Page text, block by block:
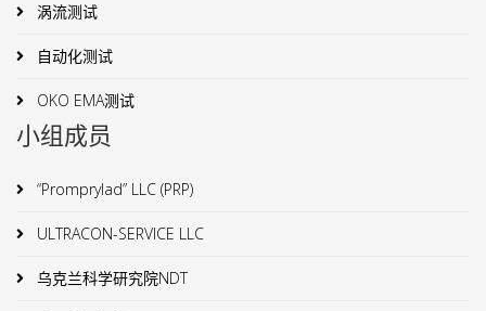
涡流测试
自动化测试
OKO EMA测试
小组成员
“Promprylad” LLC (PRP)
ULTRACON-SERVICE LLC
乌克兰科学研究院NDT